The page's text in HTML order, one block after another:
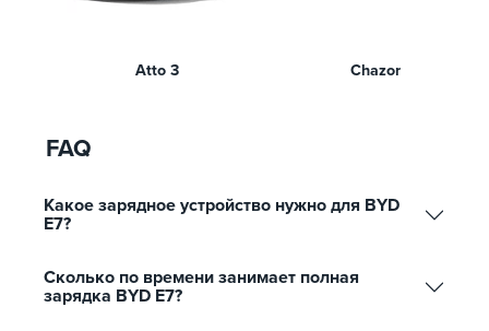
Atto 3 Chazor
FAQ
Какое зарядное устройство нужно для BYD
E7?
Сколько по времени занимает полная
зарядка BYD E7?